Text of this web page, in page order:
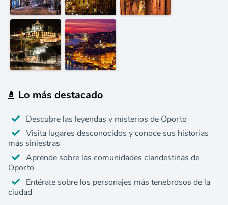
Lo más destacado
Descubre las leyendas y misterios de Oporto
Visita lugares desconocidos y conoce sus historias
más siniestras
Aprende sobre las comunidades clandestinas de
Oporto
Entérate sobre los personajes más tenebrosos de la
ciudad